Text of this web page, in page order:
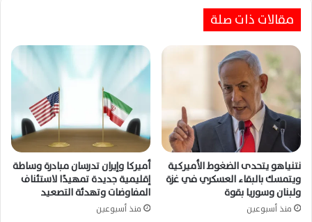
مقالات ذات صلة
نتنياهو يتحدى الضغوط الأميركية
ويتمسك بالبقاء العسكري في غزة
ولبنان وسوريا بقوة
منذ أسبوعين
أميركا وإيران تدرسان مبادرة وساطة
إقليمية جديدة تمهيدًا لاستئناف
المفاوضات وتهدئة التصعيد
منذ أسبوعين